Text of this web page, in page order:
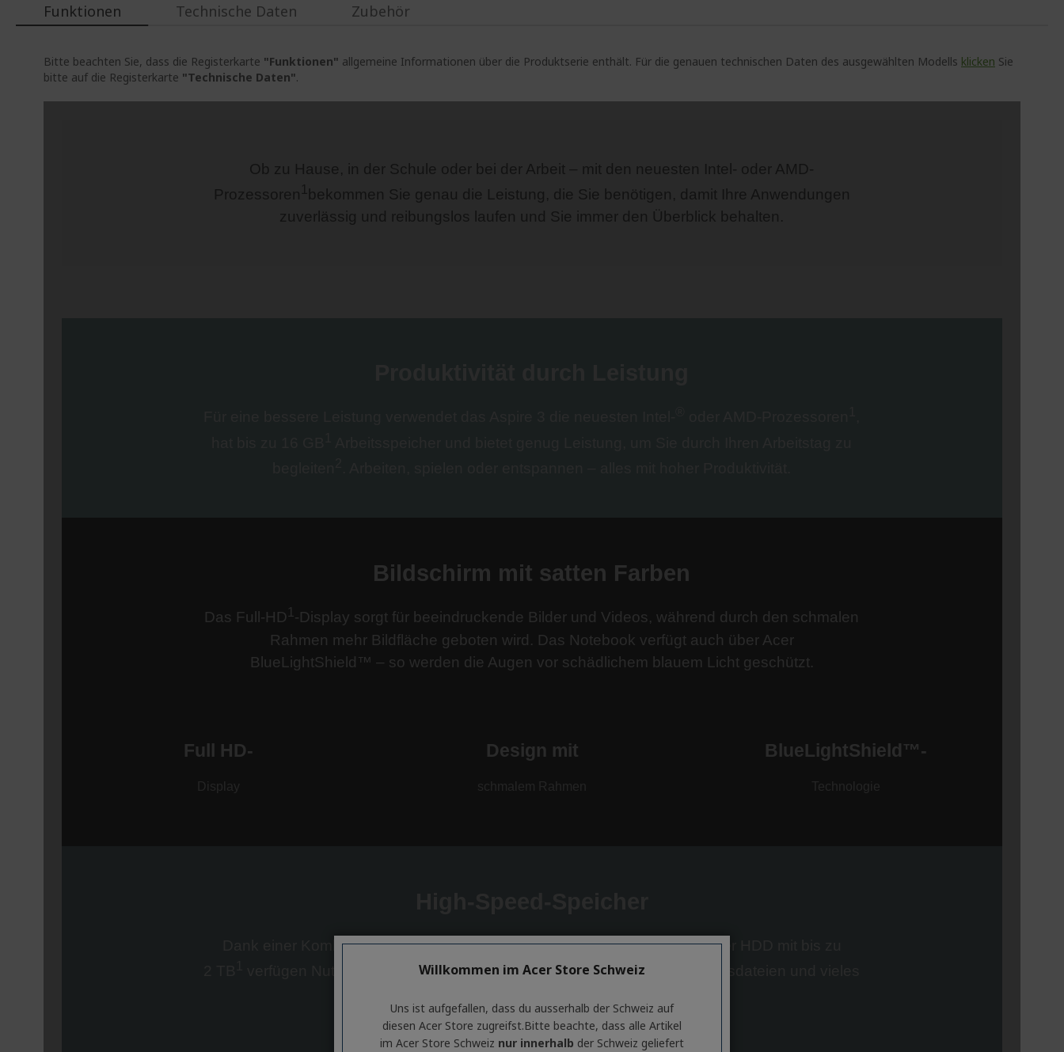
Funktionen
Bitte beachten Sie, dass die Registerkarte "Funktionen" allgemeine Informationen über die Produktserie enthält. Für die genauen technischen Daten des ausgewählten Modells klicken Sie
bitte auf die Registerkarte "Technische Daten".
Technische Daten Zubehör
Willkommen im Acer Store Schweiz
Uns ist aufgefallen, dass du ausserhalb ​der Schweiz auf
diesen Acer Store zugreifst.​Bitte beachte, dass alle Artikel
im Acer Store Schweiz nur innerhalb der Schweiz geliefert